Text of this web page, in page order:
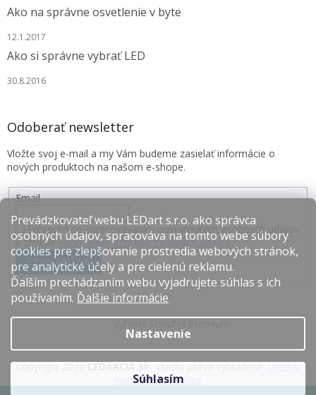
Prevádzkovateľ webu LEDart s.r.o. ako správca
osobných údajov, spracováva na tomto webe súbory
cookies pre zlepšovanie prostredia webových stránok,
pre analytické účely a pre cielenú reklamu.
Ďalším prechádzaním webu vyjadrujete súhlas s ich
používaním. Ďalšie informácie
Nastavenie
Súhlasím
Ako na správne osvetlenie v byte
12.1.2017
Ako si správne vybrať LED
30.8.2016
Odoberať newsletter
Vložte svoj e-mail a my Vám budeme zasielať informácie o
nových produktoch na našom e-shope.
Email
Súhlasím so spracovávaním poskytnutých osobných údajov
v zmysle Podmienok ochrany osobných údajov.
PRIHLÁSIŤ SA
nastavenie cookies